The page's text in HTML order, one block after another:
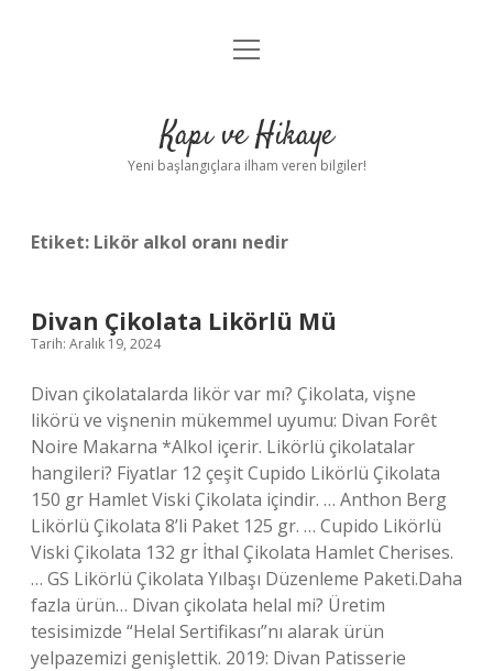
Anasayfa
Yasal Uyarı
menüyü
Kapı ve Hikaye
Yeni başlangıçlara ilham veren bilgiler!
Etiket: Likör alkol oranı nedir
Divan Çikolata Likörlü Mü
Tarih: Aralık 19, 2024
Divan çikolatalarda likör var mı? Çikolata, vişne
likörü ve vişnenin mükemmel uyumu: Divan Forêt
Noire Makarna *Alkol içerir. Likörlü çikolatalar
hangileri? Fiyatlar 12 çeşit Cupido Likörlü Çikolata
150 gr Hamlet Viski Çikolata içindir. … Anthon Berg
Likörlü Çikolata 8’li Paket 125 gr. … Cupido Likörlü
Viski Çikolata 132 gr İthal Çikolata Hamlet Cherises.
… GS Likörlü Çikolata Yılbaşı Düzenleme Paketi.Daha
fazla ürün… Divan çikolata helal mi? Üretim
tesisimizde “Helal Sertifikası”nı alarak ürün
yelpazemizi genişlettik. 2019: Divan Patisserie